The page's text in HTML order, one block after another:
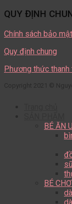
QUY ĐỊNH
Chính sách bảo mật
Quy định chung
Phương thức thanh
Copyright 2021 ©
BÉ ĂN
BÉ